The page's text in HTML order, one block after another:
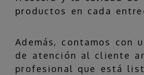
productos en cada
Además, contamos con
de atención al cliente
profesional que está